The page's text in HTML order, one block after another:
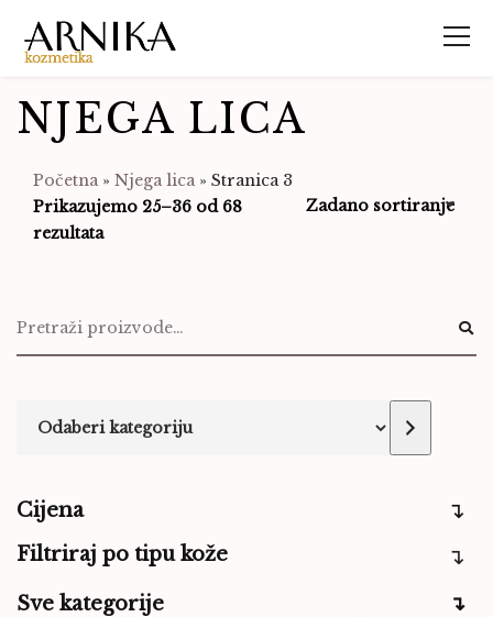
NJEGA LICA
Početna» Njega lica» Stranica 3
Prikazujemo 25–36 od 68
rezultata
Cijena
Filtriraj po tipu kože
Sve kategorije